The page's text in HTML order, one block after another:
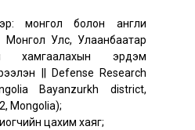
монгол болон англи
Улс, Улаанбаатар
хамгаалахын эрдэм
|| Defense Research
Bayanzurkh district,
Mongolia);
цахим хаяг;